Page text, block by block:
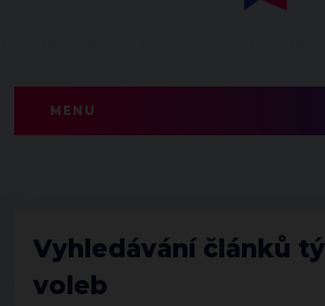
MENU
Vyhledávání článků
voleb